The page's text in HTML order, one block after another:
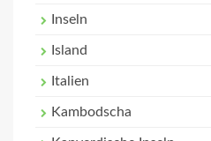
Inseln
Island
Italien
Kambodscha